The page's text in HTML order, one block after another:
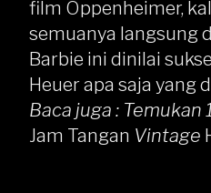
film Oppenheimer,
semuanya langsung
Barbie ini dinilai
Heuer apa saja yang
Baca juga : Temukan
Jam Tangan Vintage